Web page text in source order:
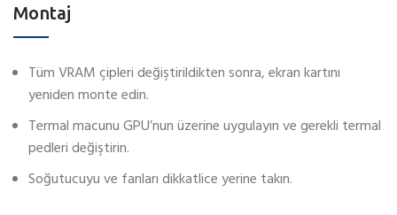
Montaj
Tüm VRAM çipleri değiştirildikten sonra, ekran kartını
yeniden monte edin.
Termal macunu GPU’nun üzerine uygulayın ve gerekli termal
pedleri değiştirin.
Soğutucuyu ve fanları dikkatlice yerine takın.